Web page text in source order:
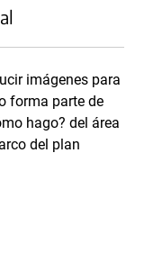
imágenes para
forma parte de
hago? del área
del plan